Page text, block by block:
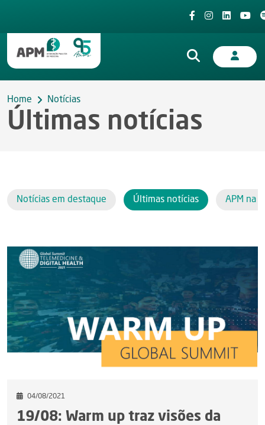
Home Notícias
Últimas notícias
Notícias em destaque Últimas notícias APM na
04/08/2021
19/08: Warm up traz visões da